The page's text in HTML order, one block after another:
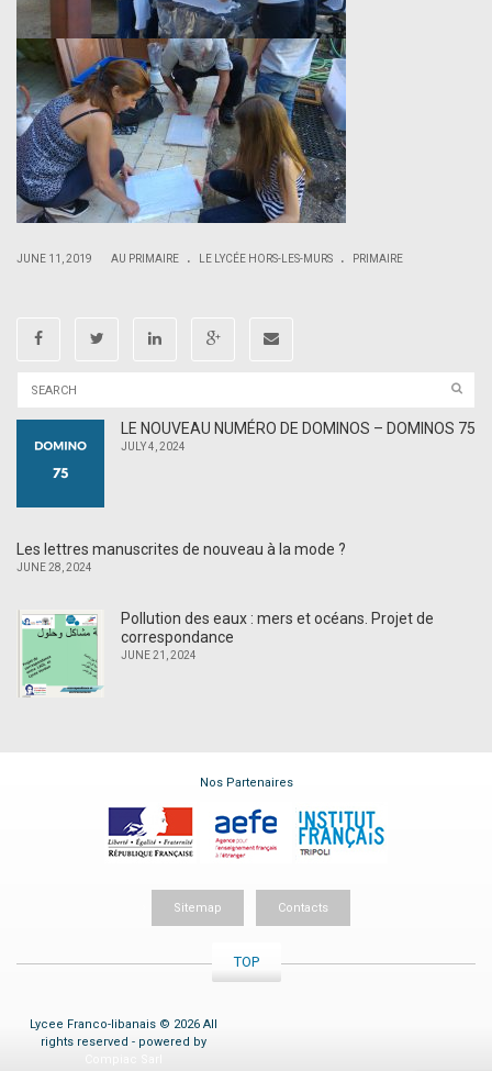
JUNE 11, 2019 AU PRIMAIRE . LE LYCÉE HORS-LES-MURS . PRIMAIRE
LE NOUVEAU NUMÉRO DE DOMINOS – DOMINOS 75
JULY 4, 2024
Les lettres manuscrites de nouveau à la mode ?
JUNE 28, 2024
Pollution des eaux : mers et océans. Projet de
correspondance
JUNE 21, 2024
Nos Partenaires
Sitemap Contacts
TOP
Lycee Franco-libanais © 2026 All
rights reserved - powered by